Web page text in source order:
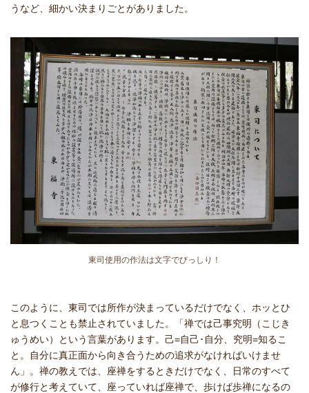
うなど、細かい決まりごとがありました。
東司使用の作法は文字でびっしり！
このように、東司では所作が決まっているだけでなく、ホッとひ
と息つくことも禁止されていました。「禅では己事究明（こじき
ゅうめい）という言葉があります。己=自己･自分、究明=知るこ
と。自分に真正面から向き合うための追求がなければいけませ
ん」。禅の教えでは、座禅をするときだけでなく、日常のすべて
が修行と考えていて、座っていれば座禅で、歩けば歩禅になるの